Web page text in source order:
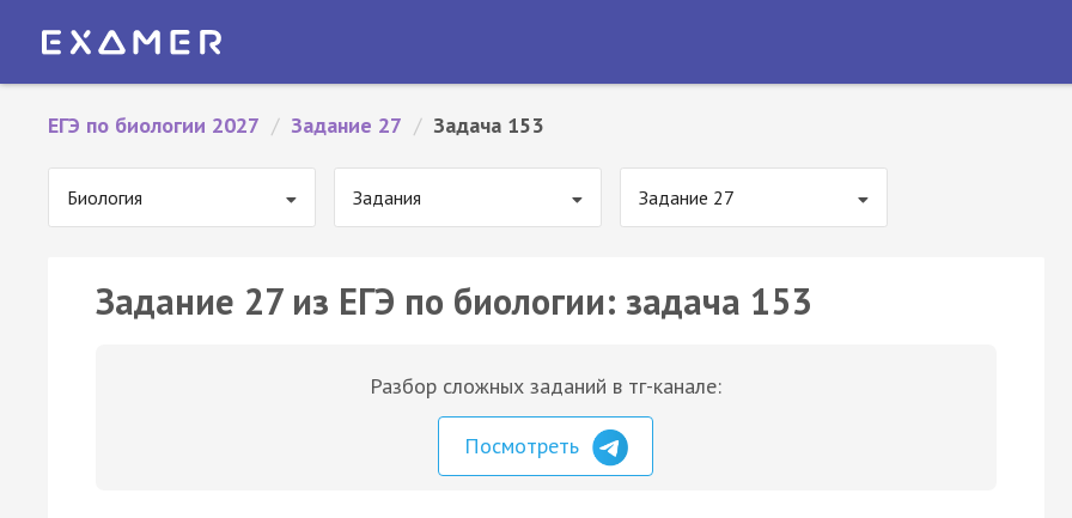
ЕГЭ по биологии 2027 / Задание 27 / Задача 153
Биология Задания Задание 27
Задание 27 из ЕГЭ по биологии: задача 153
Разбор сложных заданий в тг-канале:
Посмотреть